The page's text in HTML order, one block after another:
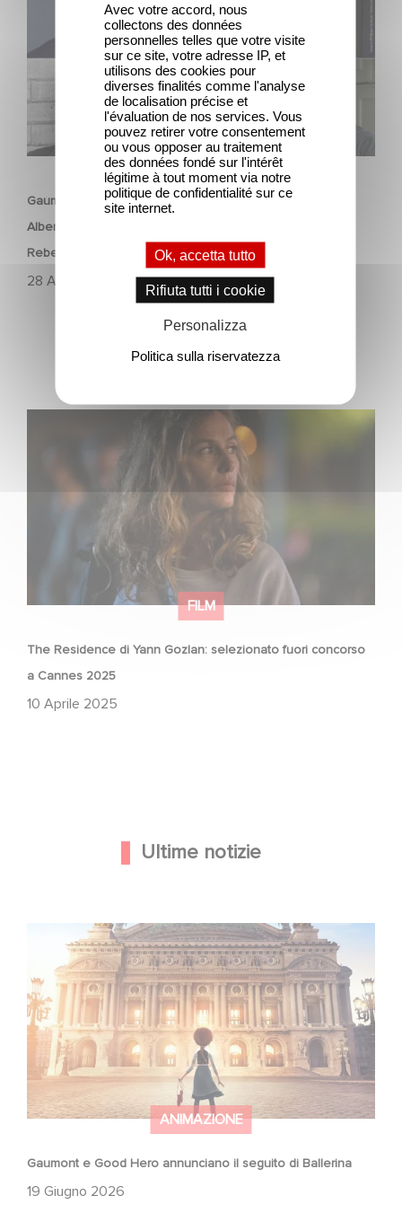
FILM
Gaumont boards François Ozon’s feature adaptation of
Albert Camus’ ‘The Stranger’ starring Benjamin Voisin,
Rebecca Marder and Swann Arlaud
28 Aprile 2025
Rebecca Marder and Swann Arlaud
FILM
The Residence di Yann Gozlan: selezionato fuori concorso
a Cannes 2025
10 Aprile 2025
The Residence di Yann Gozlan: selezionato fuori
concorso a Cannes 2025
Ultime notizie
ANIMAZIONE
Gaumont e Good Hero annunciano il seguito di Ballerina
19 Giugno 2026
Gaumont e Good Hero annunciano il seguito di Ballerina
Avec votre accord, nous
collectons des données
personnelles telles que votre visite
sur ce site, votre adresse IP, et
utilisons des cookies pour
diverses finalités comme l'analyse
de localisation précise et
l'évaluation de nos services. Vous
pouvez retirer votre consentement
ou vous opposer au traitement
des données fondé sur l'intérêt
légitime à tout moment via notre
politique de confidentialité sur ce
site internet.
Ok, accetta tutto
Rifiuta tutti i cookie
Personalizza
Politica sulla riservatezza